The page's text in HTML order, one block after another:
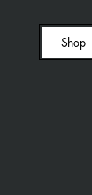
Shop